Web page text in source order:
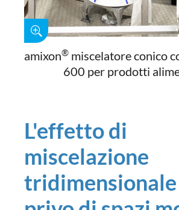
amixon® miscelatore conico
600 per prodotti
L'effetto di
miscelazione
tridimensionale